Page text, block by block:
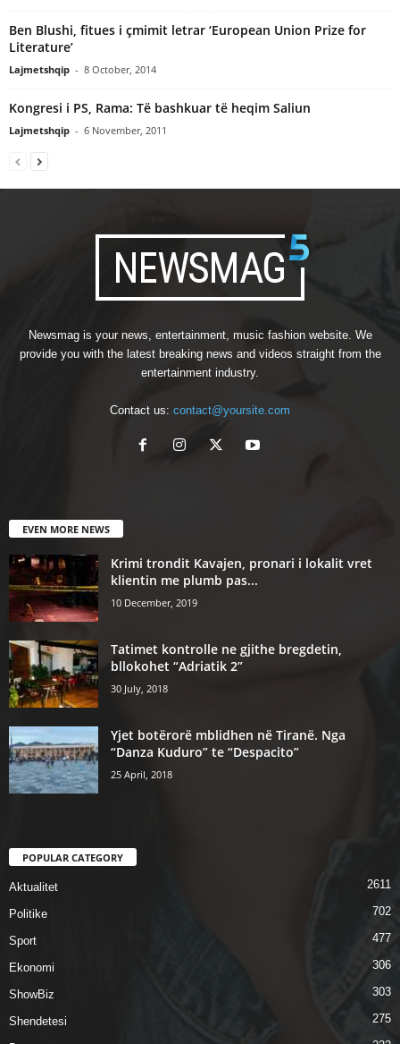
Ben Blushi, fitues i çmimit letrar ‘European Union Prize for
Literature’
Lajmetshqip - 8 October, 2014
Kongresi i PS, Rama: Të bashkuar të heqim Saliun
Lajmetshqip - 6 November, 2011
Newsmag is your news, entertainment, music fashion website. We
provide you with the latest breaking news and videos straight from the
entertainment industry.
Contact us: contact@yoursite.com
EVEN MORE NEWS
Krimi trondit Kavajen, pronari i lokalit vret
klientin me plumb pas...
10 December, 2019
Tatimet kontrolle ne gjithe bregdetin,
bllokohet “Adriatik 2”
30 July, 2018
Yjet botërorë mblidhen në Tiranë. Nga
“Danza Kuduro” te “Despacito”
25 April, 2018
POPULAR CATEGORY
Aktualitet 2611
Politike 702
Sport 477
Ekonomi 306
ShowBiz 303
Shendetesi 275